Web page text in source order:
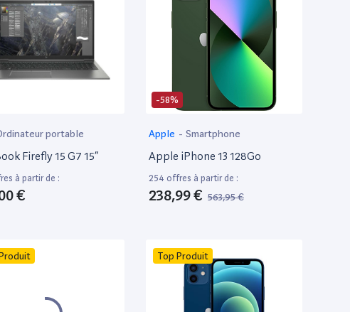
portable
Firefly 15 G7 15”
à partir de :
€
-58%
Apple - Smartphone
Apple iPhone 13 128Go
254 offres à partir de :
238,99 € 563,95 €
Top Produit